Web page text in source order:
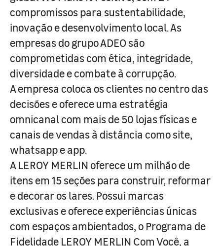
compromissos para sustentabilidade,
inovação e desenvolvimento local. As
empresas do grupo ADEO são
comprometidas com ética, integridade,
diversidade e combate à corrupção.
A empresa coloca os clientes no centro das
decisões e oferece uma estratégia
omnicanal com mais de 50 lojas físicas e
canais de vendas à distância como site,
whatsapp e app.
A LEROY MERLIN oferece um milhão de
itens em 15 seções para construir, reformar
e decorar os lares. Possui marcas
exclusivas e oferece experiências únicas
com espaços ambientados, o Programa de
Fidelidade LEROY MERLIN Com Você, a